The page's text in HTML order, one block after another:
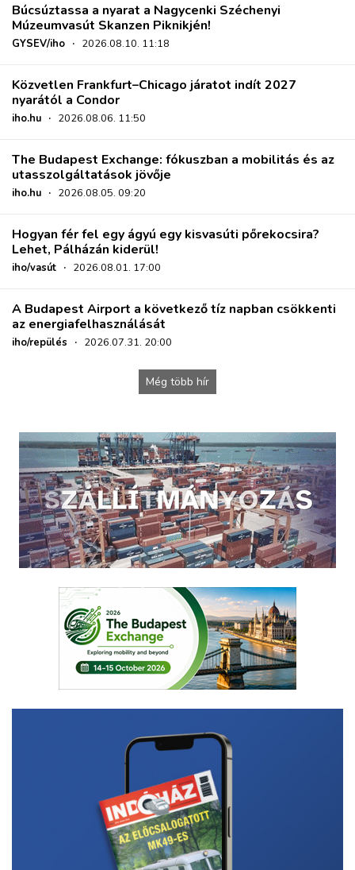
Búcsúztassa a nyarat a Nagycenki Széchenyi
Múzeumvasút Skanzen Piknikjén!
GYSEV/iho · 2026.08.10. 11:18
Közvetlen Frankfurt–Chicago járatot indít 2027
nyarától a Condor
iho.hu · 2026.08.06. 11:50
The Budapest Exchange: fókuszban a mobilitás és az
utasszolgáltatások jövője
iho.hu · 2026.08.05. 09:20
Hogyan fér fel egy ágyú egy kisvasúti pőrekocsira?
Lehet, Pálházán kiderül!
iho/vasút · 2026.08.01. 17:00
A Budapest Airport a következő tíz napban csökkenti
az energiafelhasználását
iho/repülés · 2026.07.31. 20:00
Még több hír